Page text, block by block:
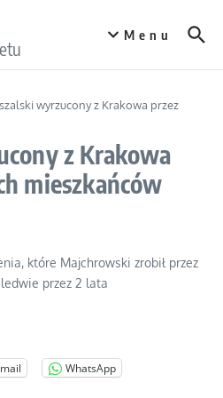
Menu
wyrzucony z Krakowa przez
z Krakowa
mieszkańców
które Majchrowski zrobił przez
przez 2 lata
WhatsApp